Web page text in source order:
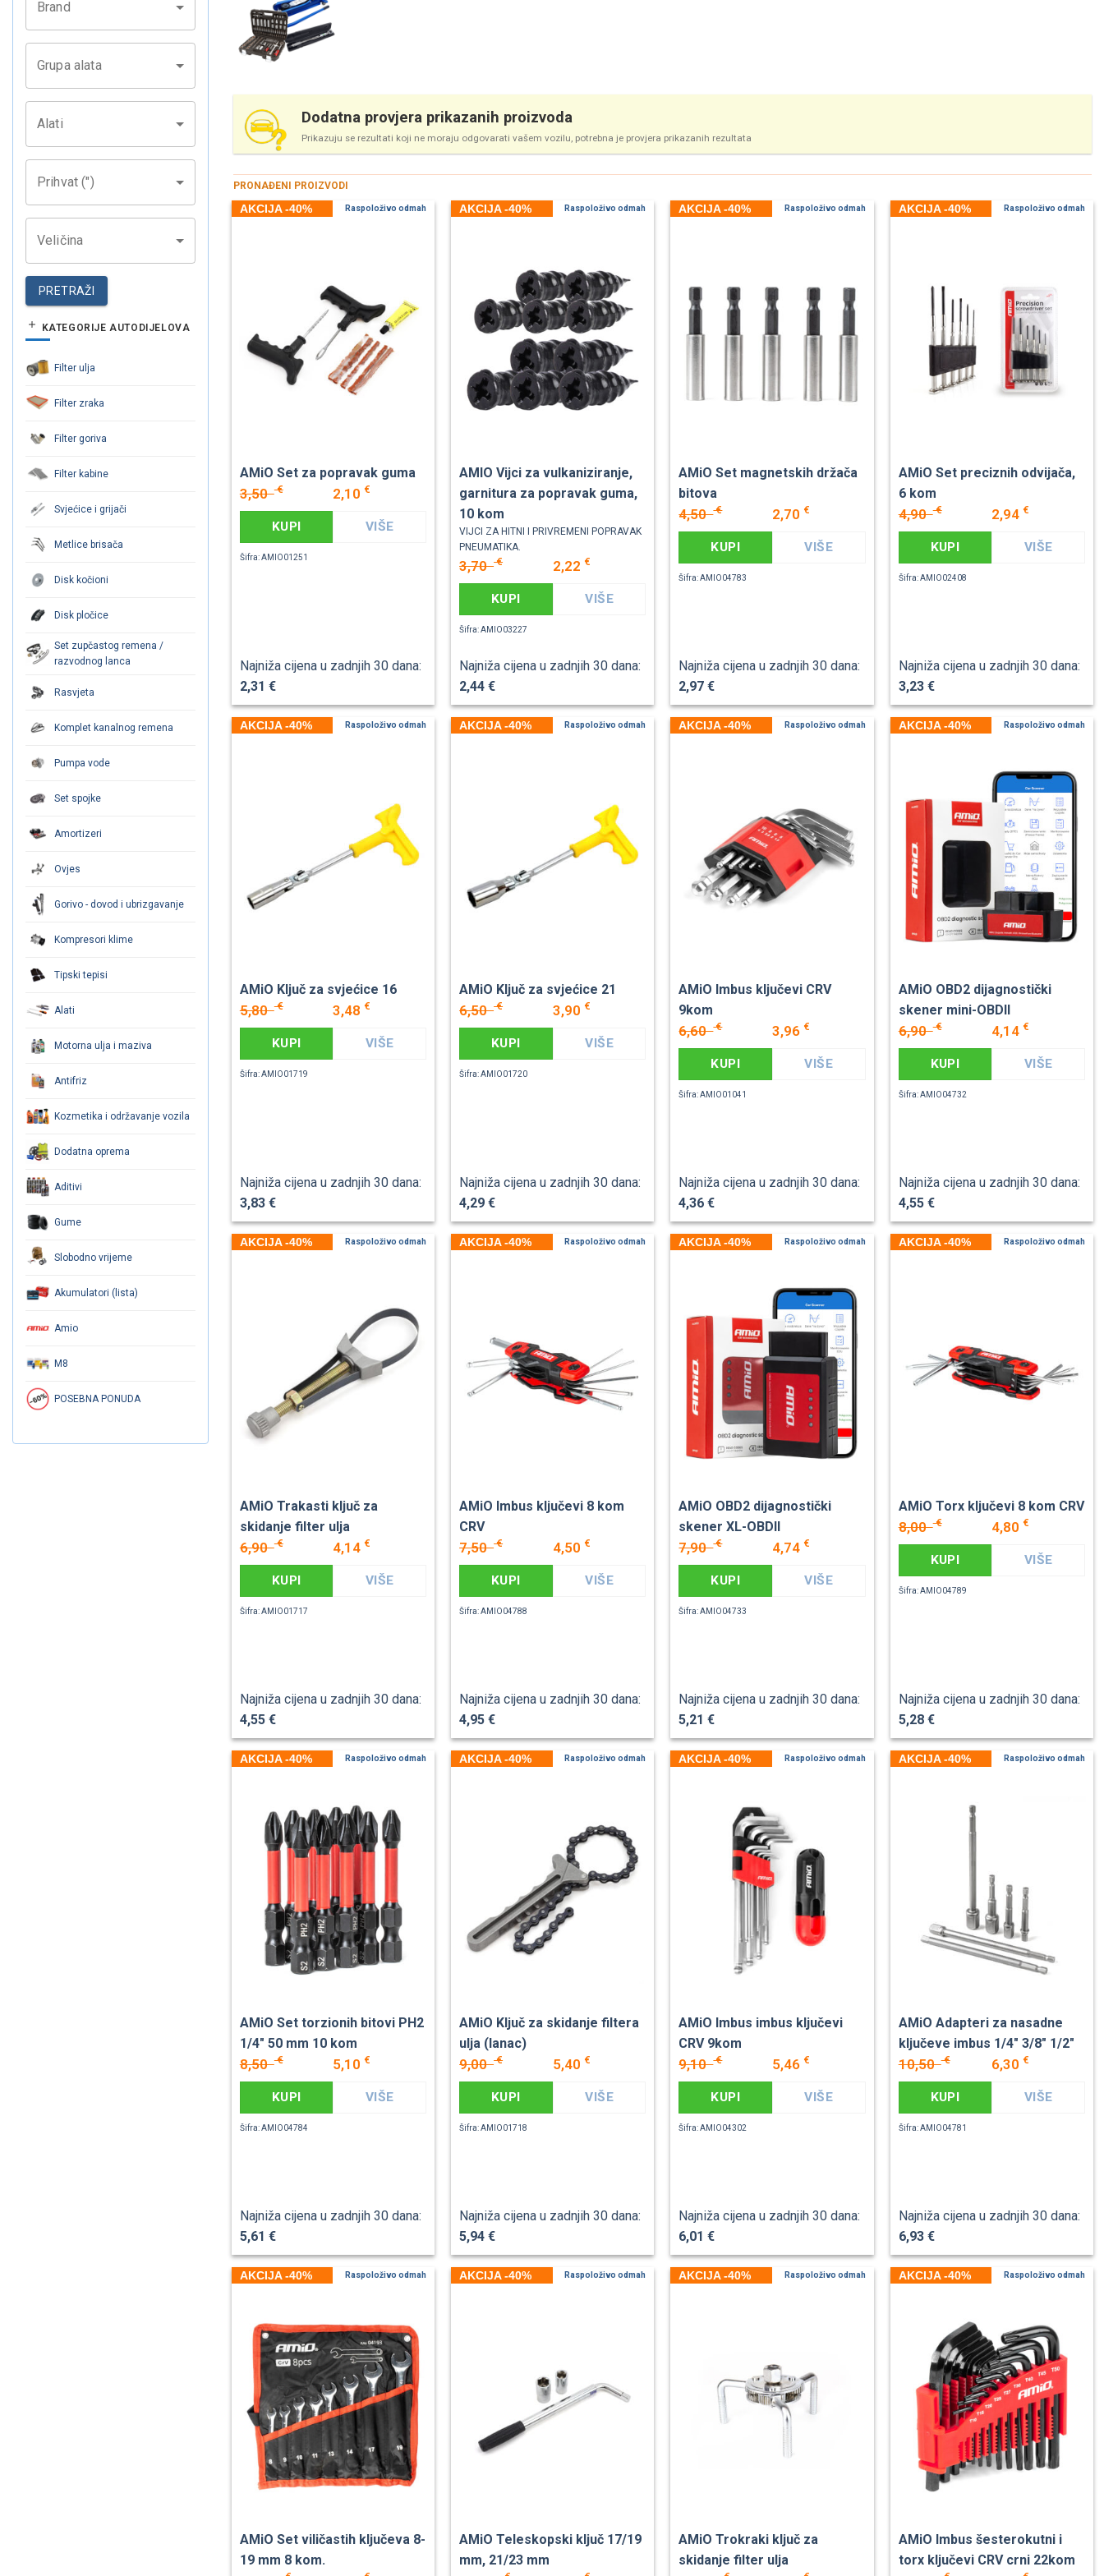
Brand
Grupa alata
Alati
Prihvat (")
Veličina
PRETRAŽI
KATEGORIJE AUTODIJELOVA
Filter ulja
Filter zraka
Filter goriva
Filter kabine
Svjećice i grijači
Metlice brisača
Disk kočioni
Disk pločice
Set zupčastog remena /
razvodnog lanca
Rasvjeta
Komplet kanalnog remena
Pumpa vode
Set spojke
Amortizeri
Ovjes
Gorivo - dovod i ubrizgavanje
Kompresori klime
Tipski tepisi
Alati
Motorna ulja i maziva
Antifriz
Kozmetika i održavanje vozila
Dodatna oprema
Aditivi
Gume
Slobodno vrijeme
Akumulatori (lista)
Amio
M8
POSEBNA PONUDA
Dodatna provjera prikazanih proizvoda
Prikazuju se rezultati koji ne moraju odgovarati vašem vozilu, potrebna je provjera prikazanih rezultata
PRONAĐENI PROIZVODI
AKCIJA -40% Raspoloživo odmah
AMiO Set za popravak guma
3,50€ 2,10 €
KUPI VIŠE
Šifra: AMIO01251
Najniža cijena u zadnjih 30 dana:
2,31 €
AKCIJA -40% Raspoloživo odmah
AMIO Vijci za vulkaniziranje,
garnitura za popravak guma,
10 kom
VIJCI ZA HITNI I PRIVREMENI POPRAVAK
PNEUMATIKA.
3,70€ 2,22 €
KUPI VIŠE
Šifra: AMIO03227
Najniža cijena u zadnjih 30 dana:
2,44 €
AKCIJA -40% Raspoloživo odmah
AMiO Set magnetskih držača
bitova
4,50€ 2,70 €
KUPI VIŠE
Šifra: AMIO04783
Najniža cijena u zadnjih 30 dana:
2,97 €
AKCIJA -40% Raspoloživo odmah
AMiO Set preciznih odvijača,
6 kom
4,90€ 2,94 €
KUPI VIŠE
Šifra: AMIO02408
Najniža cijena u zadnjih 30 dana:
3,23 €
AKCIJA -40% Raspoloživo odmah
AMiO Ključ za svjećice 16
5,80€ 3,48 €
KUPI VIŠE
Šifra: AMIO01719
Najniža cijena u zadnjih 30 dana:
3,83 €
AKCIJA -40% Raspoloživo odmah
AMiO Ključ za svjećice 21
6,50€ 3,90 €
KUPI VIŠE
Šifra: AMIO01720
Najniža cijena u zadnjih 30 dana:
4,29 €
AKCIJA -40% Raspoloživo odmah
AMiO Imbus ključevi CRV
9kom
6,60€ 3,96 €
KUPI VIŠE
Šifra: AMIO01041
Najniža cijena u zadnjih 30 dana:
4,36 €
AKCIJA -40% Raspoloživo odmah
AMiO OBD2 dijagnostički
skener mini-OBDII
6,90€ 4,14 €
KUPI VIŠE
Šifra: AMIO04732
Najniža cijena u zadnjih 30 dana:
4,55 €
AKCIJA -40% Raspoloživo odmah
AMiO Trakasti ključ za
skidanje filter ulja
6,90€ 4,14 €
KUPI VIŠE
Šifra: AMIO01717
Najniža cijena u zadnjih 30 dana:
4,55 €
AKCIJA -40% Raspoloživo odmah
AMiO Imbus ključevi 8 kom
CRV
7,50€ 4,50 €
KUPI VIŠE
Šifra: AMIO04788
Najniža cijena u zadnjih 30 dana:
4,95 €
AKCIJA -40% Raspoloživo odmah
AMiO OBD2 dijagnostički
skener XL-OBDII
7,90€ 4,74 €
KUPI VIŠE
Šifra: AMIO04733
Najniža cijena u zadnjih 30 dana:
5,21 €
AKCIJA -40% Raspoloživo odmah
AMiO Torx ključevi 8 kom CRV
8,00€ 4,80 €
KUPI VIŠE
Šifra: AMIO04789
Najniža cijena u zadnjih 30 dana:
5,28 €
AKCIJA -40% Raspoloživo odmah
AMiO Set torzionih bitovi PH2
1/4" 50 mm 10 kom
8,50€ 5,10 €
KUPI VIŠE
Šifra: AMIO04784
Najniža cijena u zadnjih 30 dana:
5,61 €
AKCIJA -40% Raspoloživo odmah
AMiO Ključ za skidanje filtera
ulja (lanac)
9,00€ 5,40 €
KUPI VIŠE
Šifra: AMIO01718
Najniža cijena u zadnjih 30 dana:
5,94 €
AKCIJA -40% Raspoloživo odmah
AMiO Imbus imbus ključevi
CRV 9kom
9,10€ 5,46 €
KUPI VIŠE
Šifra: AMIO04302
Najniža cijena u zadnjih 30 dana:
6,01 €
AKCIJA -40% Raspoloživo odmah
AMiO Adapteri za nasadne
ključeve imbus 1/4" 3/8" 1/2"
10,50€ 6,30 €
KUPI VIŠE
Šifra: AMIO04781
Najniža cijena u zadnjih 30 dana:
6,93 €
AKCIJA -40% Raspoloživo odmah
AMiO Set viličastih ključeva 8-
19 mm 8 kom.
AKCIJA -40% Raspoloživo odmah
AMiO Teleskopski ključ 17/19
mm, 21/23 mm
AKCIJA -40% Raspoloživo odmah
AMiO Trokraki ključ za
skidanje filter ulja
AKCIJA -40% Raspoloživo odmah
AMiO Imbus šesterokutni i
torx ključevi CRV crni 22kom